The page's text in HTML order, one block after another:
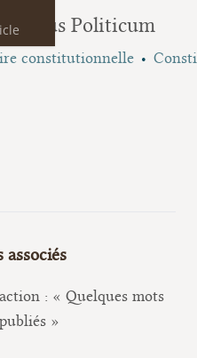
de Jus Politicum
constitutionnelle
associés
: « Quelques mots
»